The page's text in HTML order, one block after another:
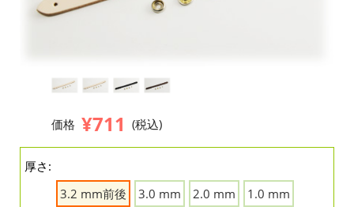
価格 ¥711 (税込)
厚さ:
3.2 mm前後
3.0 mm 2.0 mm 1.0 mm